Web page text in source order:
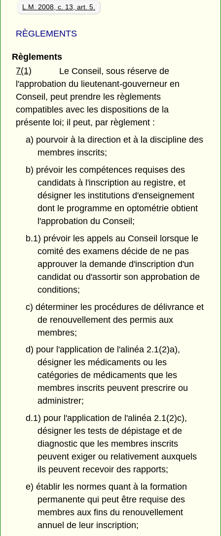
L.M. 2008, c. 13, art. 5.
RÈGLEMENTS
Règlements
7(1)
Le Conseil, sous réserve de
l'approbation du lieutenant-gouverneur en
Conseil, peut prendre les règlements
compatibles avec les dispositions de la
présente loi; il peut, par règlement :
a) pourvoir à la direction et à la discipline des
membres inscrits;
b) prévoir les compétences requises des
candidats à l'inscription au registre, et
désigner les institutions d'enseignement
dont le programme en optométrie obtient
l'approbation du Conseil;
b.1) prévoir les appels au Conseil lorsque le
comité des examens décide de ne pas
approuver la demande d'inscription d'un
candidat ou d'assortir son approbation de
conditions;
c) déterminer les procédures de délivrance et
de renouvellement des permis aux
membres;
d) pour l'application de l'alinéa 2.1(2)a),
désigner les médicaments ou les
catégories de médicaments que les
membres inscrits peuvent prescrire ou
administrer;
d.1) pour l'application de l'alinéa 2.1(2)c),
désigner les tests de dépistage et de
diagnostic que les membres inscrits
peuvent exiger ou relativement auxquels
ils peuvent recevoir des rapports;
e) établir les normes quant à la formation
permanente qui peut être requise des
membres aux fins du renouvellement
annuel de leur inscription;